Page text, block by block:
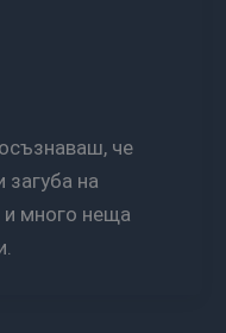
на
и много неща